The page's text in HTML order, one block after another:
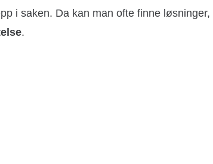
i saken. Da kan man ofte finne løsninger,
.